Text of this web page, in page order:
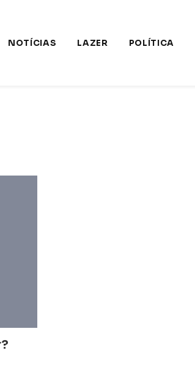
NOTÍCIAS LAZER POLÍTICA